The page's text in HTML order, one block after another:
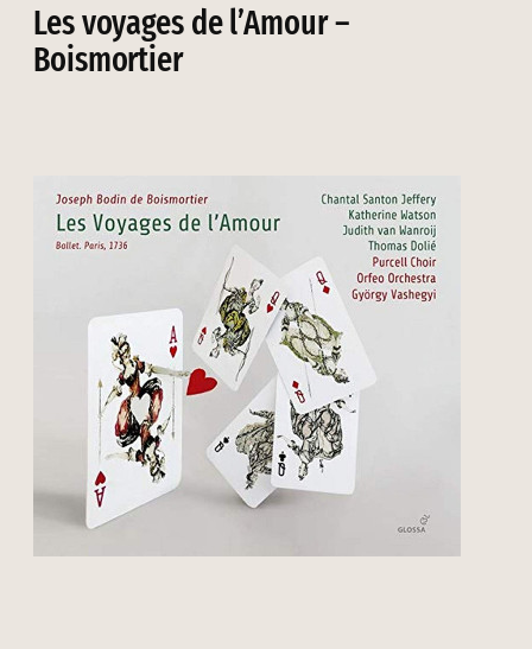
Les voyages de l’Amour –
Boismortier